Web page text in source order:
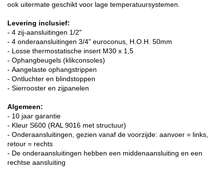
ook uitermate geschikt voor lage temperatuursystemen.
Levering inclusief:
- 4 zij-aansluitingen 1/2"
- 4 onderaansluitingen 3/4" euroconus, H.O.H. 50mm
- Losse thermostatische insert M30 x 1,5
- Ophangbeugels (klikconsoles)
- Aangelaste ophangstrippen
- Ontluchter en blindstoppen
- Sierrooster en zijpanelen
Algemeen:
- 10 jaar garantie
- Kleur S600 (RAL 9016 met structuur)
- Onderaansluitingen, gezien vanaf de voorzijde: aanvoer = links,
retour = rechts
- De onderaansluitingen hebben een middenaansluiting en een
rechtse aansluiting